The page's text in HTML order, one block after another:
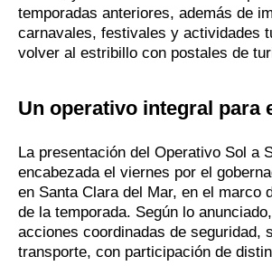
temporadas anteriores, además de
carnavales, festivales y actividades
volver al estribillo con postales de
Un operativo integral para
La presentación del Operativo Sol a
encabezada el viernes por el
en Santa Clara del Mar, en el marco
de la temporada. Según lo
acciones coordinadas de seguridad,
transporte, con participación de